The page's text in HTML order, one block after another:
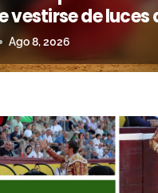
vestirse de luces
Ago 8, 2026